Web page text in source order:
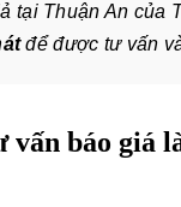
tại Thuận An của
để được tư vấn
báo giá